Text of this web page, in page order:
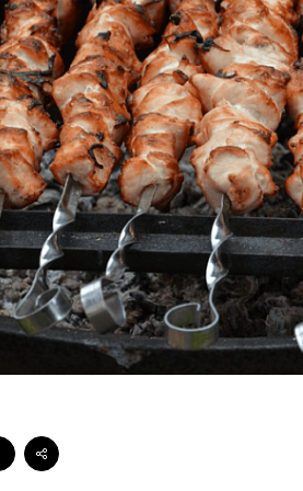
Стейки Клаб
Стейки Особуко
Стейки Шатобріан
Стейки із птиці
Стейки зі свинини
Стейки Спешл
Стейк бокси